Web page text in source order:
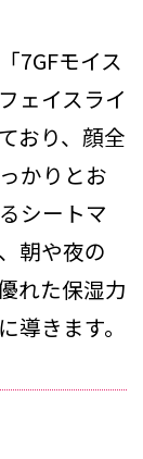
7GFモイス
ェイスライ
おり、顔全
かりとお
シートマ
朝や夜の
れた保湿力
きます。